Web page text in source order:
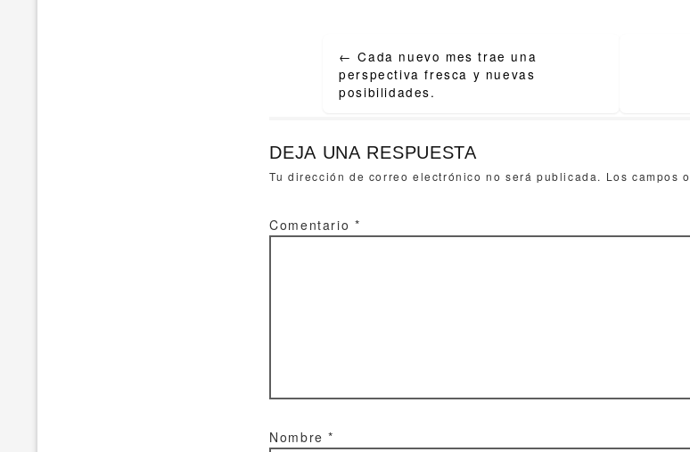
navigation
← Cada nuevo mes trae una
perspectiva fresca y nuevas
posibilidades.
DEJA UNA RESPUESTA
Tu dirección de correo electrónico no será publicada. Los campos
Comentario *
Nombre*